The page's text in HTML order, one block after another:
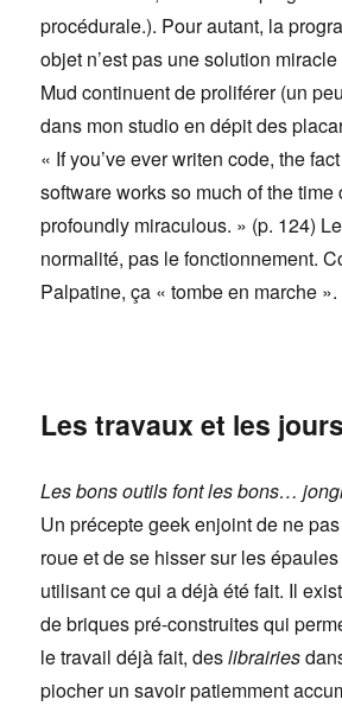
procédurale.). Pour autant, la
objet n’est pas une solution
Mud continuent de proliférer (un
dans mon studio en dépit des
« If you’ve ever writen code, the
software works so much of the time
profoundly miraculous. » (p. 124)
normalité, pas le fonctionnement.
Palpatine, ça « tombe en marche ».
Les travaux et les jours
Les bons outils font les bons…
Un précepte geek enjoint de ne
roue et de se hisser sur les épaules
utilisant ce qui a déjà été fait. Il
de briques pré-construites qui
le travail déjà fait, deslibrairies
piocher un savoir patiemment